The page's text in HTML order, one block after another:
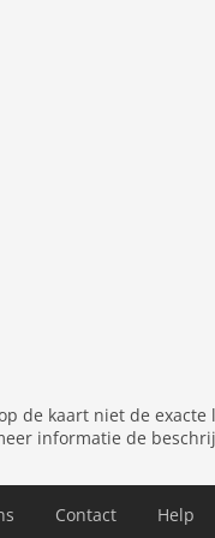
parking,
de kaart niet de
informatie de
Contact Help